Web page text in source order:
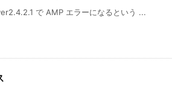
で AMP エラーになるという ...